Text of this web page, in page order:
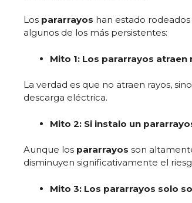
Los pararrayos han estado
algunos de los más persistentes:
Mito 1: Los pararrayos atraen
La verdad es que no atraen rayos,
descarga eléctrica.
Mito 2: Si instalo un
Aunque los pararrayos son
disminuyen significativamente el
Mito 3: Los pararrayos solo